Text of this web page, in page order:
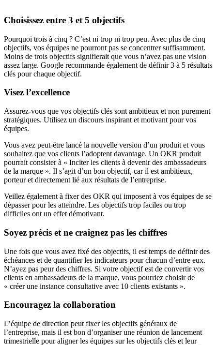
Choisissez entre 3 et 5 objectifs
Pourquoi trois à cinq ? C’est ni trop ni trop peu. Avec plus de cinq
objectifs, vos équipes ne pourront pas se concentrer suffisamment.
Moins de trois objectifs signifierait que vous n’avez pas une vision
assez large. Google recommande également de définir 3 à 5 résultats
clés pour chaque objectif.
Visez l’excellence
Assurez-vous que vos objectifs clés sont ambitieux et non purement
stratégiques. Utilisez un discours inspirant et motivant pour vos
équipes.
Vous avez peut-être lancé la nouvelle version d’un produit et vous
souhaitez que vos clients l’adoptent davantage. Un OKR produit
pourrait consister à « Inciter les clients à devenir des ambassadeurs
de la marque ». Il s’agit d’un bon objectif, car il est ambitieux,
porteur et directement lié aux résultats de l’entreprise.
Veillez également à fixer des OKR qui imposent à vos équipes de se
dépasser pour les atteindre. Les objectifs trop faciles ou trop
difficiles ont un effet démotivant.
Soyez précis et ne craignez pas les chiffres
Une fois que vous avez fixé des objectifs, il est temps de définir des
échéances et de quantifier les indicateurs pour chacun d’entre eux.
N’ayez pas peur des chiffres. Si votre objectif est de convertir vos
clients en ambassadeurs de la marque, vous pourriez choisir de
« créer une instance consultative avec 10 clients existants ».
Encouragez la collaboration
L’équipe de direction peut fixer les objectifs généraux de
l’entreprise, mais il est bon d’organiser une réunion de lancement
trimestrielle pour aligner les équipes sur les objectifs clés et leur